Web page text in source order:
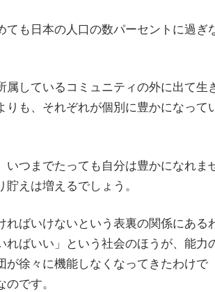
も日本の人口の数パーセントに過ぎ
しているコミュニティの外に出て生
も、それぞれが個別に豊かになって
つまでたっても自分は豊かになれま
えは増えるでしょう。
ばいけないという表裏の関係にある
ばいい」という社会のほうが、能力
徐々に機能しなくなってきたわけで
です。